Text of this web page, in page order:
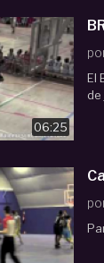
06:25
El
de